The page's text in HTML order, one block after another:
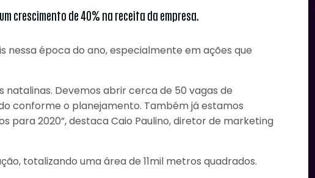
crescimento de 40% na receita da empresa.
nessa época do ano, especialmente em ações que
natalinas. Devemos abrir cerca de 50 vagas de
conforme o planejamento. Também já estamos
para 2020”, destaca Caio Paulino, diretor de marketing
totalizando uma área de 11mil metros quadrados.